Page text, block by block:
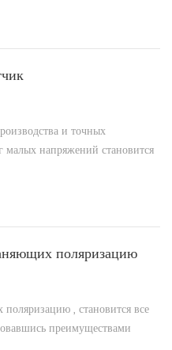
и точных
напряжений становится
поляризацию
, становится все
преимуществами